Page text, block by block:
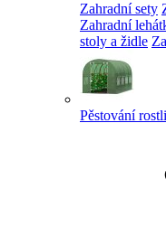
Zahradní sety
Zahradní
stoly a židle
Pěstování